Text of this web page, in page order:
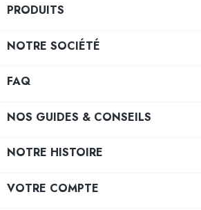
PRODUITS
NOTRE SOCIÉTÉ
FAQ
NOS GUIDES & CONSEILS
NOTRE HISTOIRE
VOTRE COMPTE